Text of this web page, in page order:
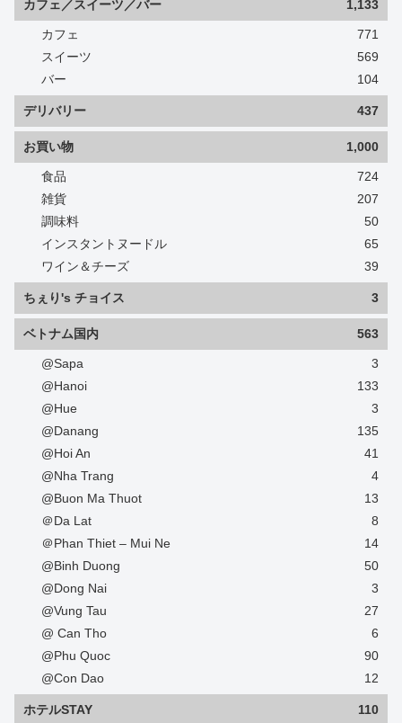
カフェ／スイーツ／バー 1,133
カフェ
771
スイーツ
569
バー
104
デリバリー 437
お買い物 1,000
食品
724
雑貨
207
調味料
50
インスタントヌードル
65
ワイン＆チーズ
39
ちぇり's チョイス 3
ベトナム国内 563
@Sapa
3
@Hanoi
133
@Hue
3
@Danang
135
@Hoi An
41
@Nha Trang
4
@Buon Ma Thuot
13
＠Da Lat
8
＠Phan Thiet – Mui Ne
14
@Binh Duong
50
@Dong Nai
3
@Vung Tau
27
@ Can Tho
6
@Phu Quoc
90
@Con Dao
12
ホテルSTAY 110